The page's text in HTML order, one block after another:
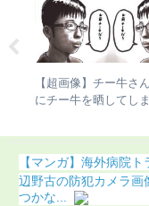
【ハゲ速報】「ハゲ
法化」を目指す運動
【マンガ】海外病院
辺野古の防犯カメラ画
つかな...